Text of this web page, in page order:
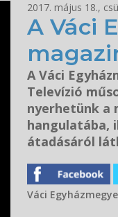
2017. május 18.,
A Váci
A Váci
Televízió
nyerhetünk a
hangulatába,
átadásáról
Váci